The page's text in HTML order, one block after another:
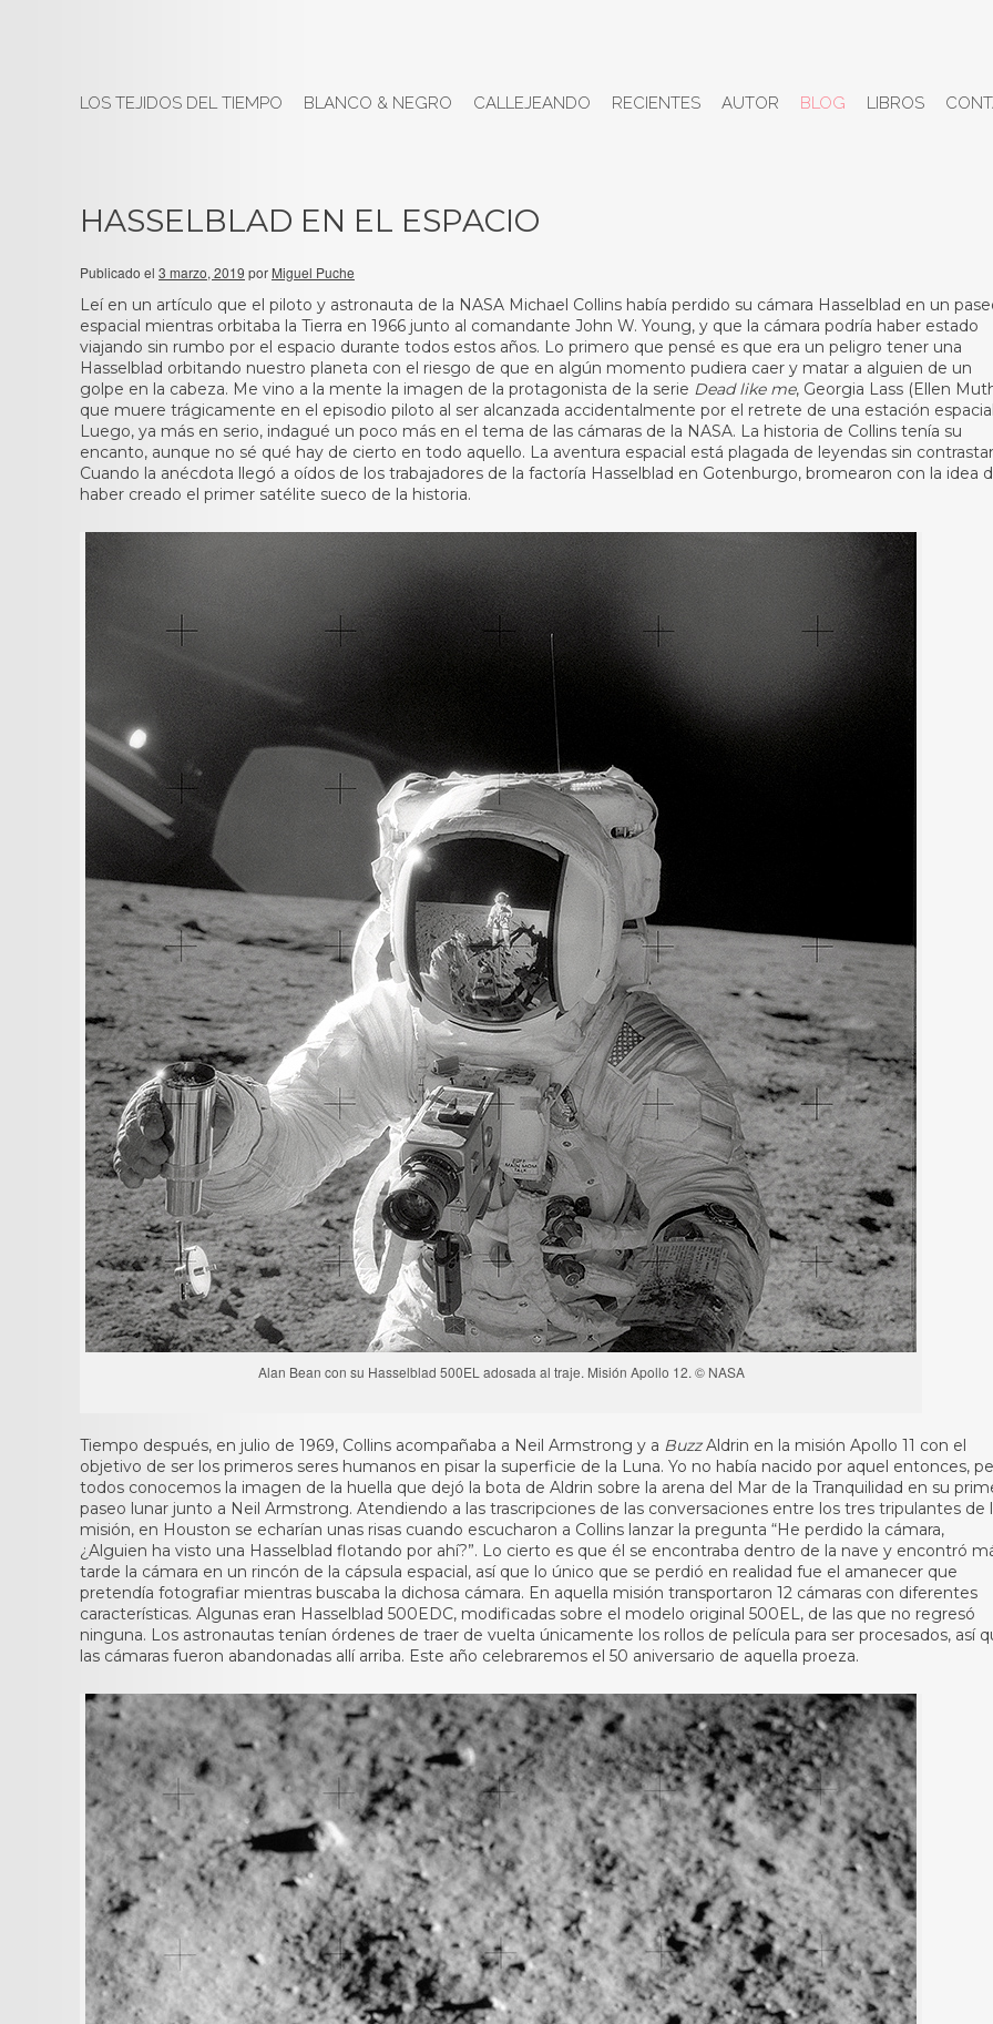
LOS TEJIDOS DEL TIEMPO BLANCO & NEGRO CALLEJEANDO RECIENTES AUTOR BLOG LIBROS
HASSELBLAD EN EL ESPACIO
Publicado el 3 marzo, 2019 por Miguel Puche
Leí en un artículo que el piloto y astronauta de la NASA Michael Collins había perdido su cámara Hasselblad en un
espacial mientras orbitaba la Tierra en 1966 junto al comandante John W. Young, y que la cámara podría haber estado
viajando sin rumbo por el espacio durante todos estos años. Lo primero que pensé es que era un peligro tener una
Hasselblad orbitando nuestro planeta con el riesgo de que en algún momento pudiera caer y matar a alguien de un
golpe en la cabeza. Me vino a la mente la imagen de la protagonista de la serie Dead like me, Georgia Lass (Ellen
que muere trágicamente en el episodio piloto al ser alcanzada accidentalmente por el retrete de una estación
Luego, ya más en serio, indagué un poco más en el tema de las cámaras de la NASA. La historia de Collins tenía su
encanto, aunque no sé qué hay de cierto en todo aquello. La aventura espacial está plagada de leyendas sin
Cuando la anécdota llegó a oídos de los trabajadores de la factoría Hasselblad en Gotenburgo, bromearon con la idea
haber creado el primer satélite sueco de la historia.
Alan Bean con su Hasselblad 500EL adosada al traje. Misión Apollo 12. © NASA
Tiempo después, en julio de 1969, Collins acompañaba a Neil Armstrong y a BuzzAldrin en la misión Apollo 11 con el
objetivo de ser los primeros seres humanos en pisar la superficie de la Luna. Yo no había nacido por aquel entonces,
todos conocemos la imagen de la huella que dejó la bota de Aldrin sobre la arena del Mar de la Tranquilidad en su
paseo lunar junto a Neil Armstrong. Atendiendo a las trascripciones de las conversaciones entre los tres tripulantes de
misión, en Houston se echarían unas risas cuando escucharon a Collins lanzar la pregunta “He perdido la cámara,
¿Alguien ha visto una Hasselblad flotando por ahí?”. Lo cierto es que él se encontraba dentro de la nave y encontró
tarde la cámara en un rincón de la cápsula espacial, así que lo único que se perdió en realidad fue el amanecer que
pretendía fotografiar mientras buscaba la dichosa cámara. En aquella misión transportaron 12 cámaras con diferentes
características. Algunas eran Hasselblad 500EDC, modificadas sobre el modelo original 500EL, de las que no regresó
ninguna. Los astronautas tenían órdenes de traer de vuelta únicamente los rollos de película para ser procesados, así
las cámaras fueron abandonadas allí arriba. Este año celebraremos el 50 aniversario de aquella proeza.